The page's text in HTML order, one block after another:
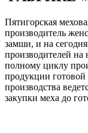
Пятигорская
производитель
замши, и на
производителей на
полному циклу
продукции
производства
закупки меха до